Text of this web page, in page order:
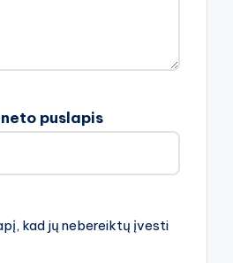
puslapis
kad jų nebereiktų įvesti